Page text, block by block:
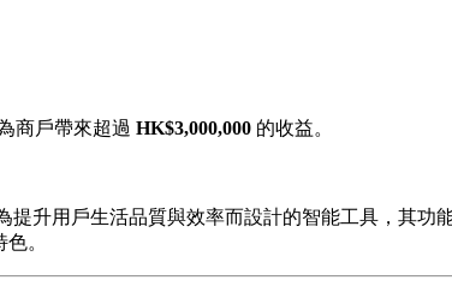
商戶帶來超過 HK$3,000,000 的收益。
提升用戶生活品質與效率而設計的智能工具，其
。